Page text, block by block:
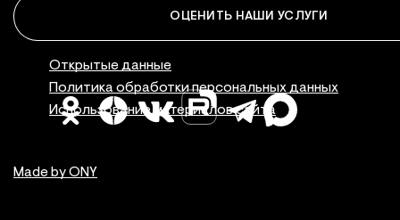
ОЦЕНИТЬ НАШИ УСЛУГИ
Made by ONY
Правовая
Открытые данные
Политика обработки персональных данных
Использование материалов сайта